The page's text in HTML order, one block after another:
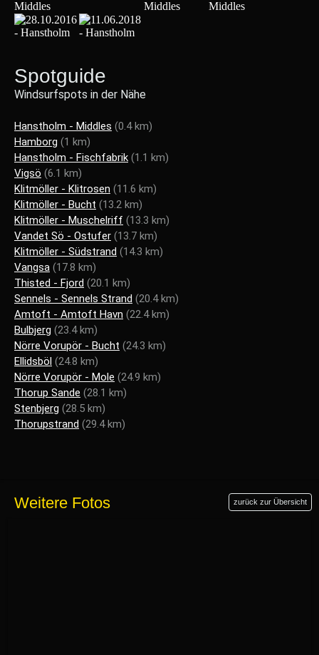
Spotguide
Windsurfspots in der Nähe
Hanstholm - Middles (0.4 km)
Hamborg (1 km)
Hanstholm - Fischfabrik (1.1 km)
Vigsö (6.1 km)
Klitmöller - Klitrosen (11.6 km)
Klitmöller - Bucht (13.2 km)
Klitmöller - Muschelriff (13.3 km)
Vandet Sö - Ostufer (13.7 km)
Klitmöller - Südstrand (14.3 km)
Vangsa (17.8 km)
Thisted - Fjord (20.1 km)
Sennels - Sennels Strand (20.4 km)
Amtoft - Amtoft Havn (22.4 km)
Bulbjerg (23.4 km)
Nörre Vorupör - Bucht (24.3 km)
Ellidsböl (24.8 km)
Nörre Vorupör - Mole (24.9 km)
Thorup Sande (28.1 km)
Stenbjerg (28.5 km)
Thorupstrand (29.4 km)
Weitere Fotos zurück zur Übersicht